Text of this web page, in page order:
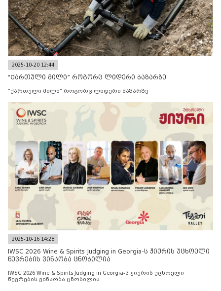
2025-10-20 12:44
“ქართული მილი” როგორც ლიდერი ბაზარზე
“ქართული მილი” როგორც ლიდერი ბაზარზე
2025-10-16 14:28
IWSC 2026 Wine & Spirits Judging in Georgia-ს ჟიურის უცხოელი
წევრების ვინაობა ცნობილია
IWSC 2026 Wine & Spirits Judging in Georgia-ს ჟიურის უცხოელი
წევრების ვინაობა ცნობილია